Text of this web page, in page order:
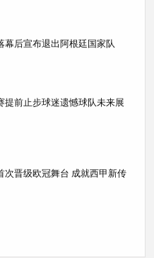
幕后宣布退出阿根廷国家队
提前止步球迷遗憾球队未来展
次晋级欧冠舞台 成就西甲新传